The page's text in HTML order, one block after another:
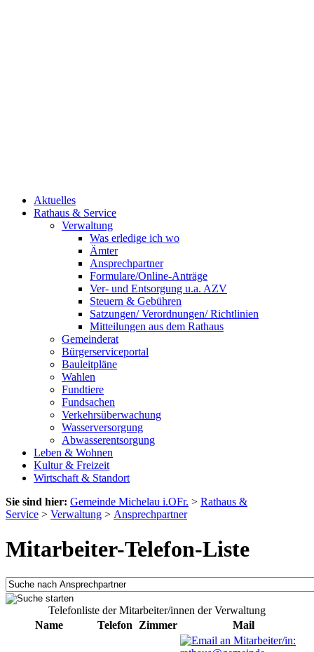
Aktuelles
Rathaus & Service
Verwaltung
Was erledige ich wo
Ämter
Ansprechpartner
Formulare/Online-Anträge
Ver- und Entsorgung u.a. AZV
Steuern & Gebühren
Satzungen/ Verordnungen/ Richtlinien
Mitteilungen aus dem Rathaus
Gemeinderat
Bürgerserviceportal
Bauleitpläne
Wahlen
Fundtiere
Fundsachen
Verkehrsüberwachung
Wasserversorgung
Abwasserentsorgung
Leben & Wohnen
Kultur & Freizeit
Wirtschaft & Standort
Sie sind hier: Gemeinde Michelau i.OFr. > Rathaus &
Service > Verwaltung > Ansprechpartner
Mitarbeiter-Telefon-Liste
Telefonliste der Mitarbeiter/innen der Verwaltung
Name
Telefon Zimmer Mail